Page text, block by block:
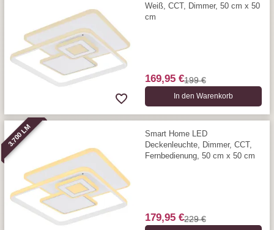
Weiß, CCT, Dimmer, 50 cm x 50
cm
169,95 €199 €
In den Warenkorb
3.700 LM
Smart Home LED
Deckenleuchte, Dimmer, CCT,
Fernbedienung, 50 cm x 50 cm
179,95 €229 €